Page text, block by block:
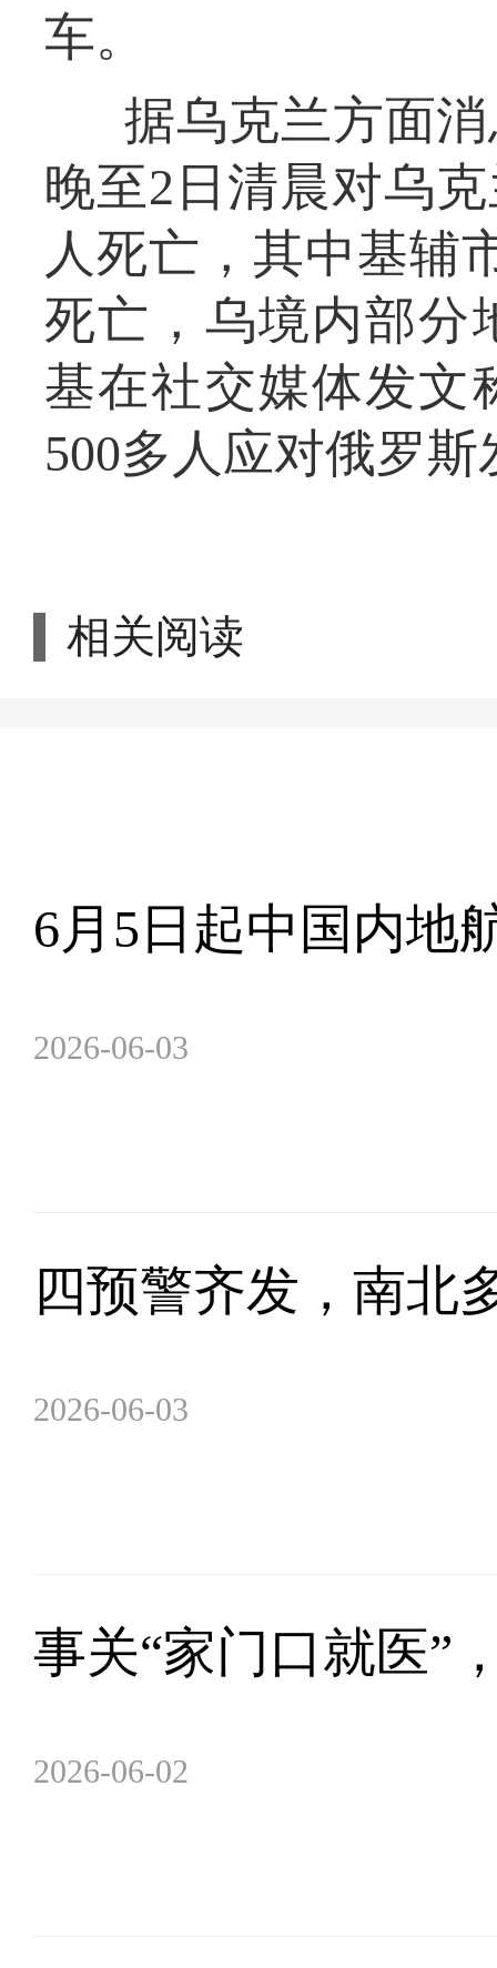
车。
据乌克兰方面
晚至2日清晨对乌
人死亡，其中基辅
死亡，乌境内部分
基在社交媒体发文
500多人应对俄罗
相关阅读
6月5日起中国内地
2026-06-03
四预警齐发，南北
2026-06-03
事关“家门口就医”
2026-06-02